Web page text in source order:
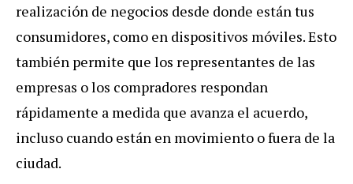
realización de negocios desde donde están tus
consumidores, como en dispositivos móviles. Esto
también permite que los representantes de las
empresas o los compradores respondan
rápidamente a medida que avanza el acuerdo,
incluso cuando están en movimiento o fuera de la
ciudad.